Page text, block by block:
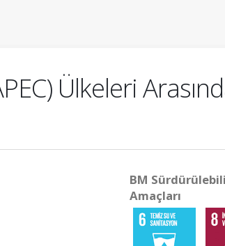
Ülkeleri
BM
Amaçları